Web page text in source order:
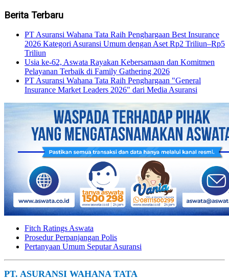
Berita Terbaru
PT Asuransi Wahana Tata Raih Penghargaan Best Insurance
2026 Kategori Asuransi Umum dengan Aset Rp2 Triliun–Rp5
Triliun
Usia ke-62, Aswata Rayakan Kebersamaan dan Komitmen
Pelayanan Terbaik di Family Gathering 2026
PT Asuransi Wahana Tata Raih Penghargaan "General
Insurance Market Leaders 2026" dari Media Asuransi
Fitch Ratings Aswata
Prosedur Perpanjangan Polis
Pertanyaan Umum Seputar Asuransi
PT. ASURANSI WAHANA TATA